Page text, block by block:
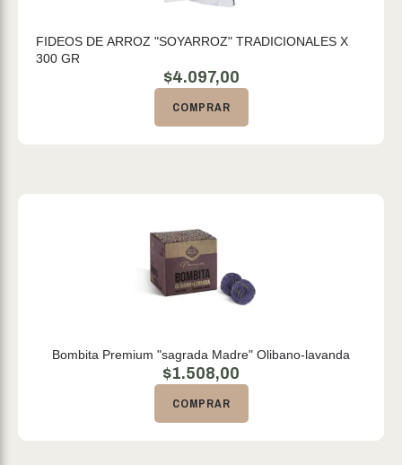
FIDEOS DE ARROZ "SOYARROZ" TRADICIONALES X
300 GR
$4.097,00
COMPRAR
Bombita Premium "sagrada Madre" Olibano-lavanda
$1.508,00
COMPRAR